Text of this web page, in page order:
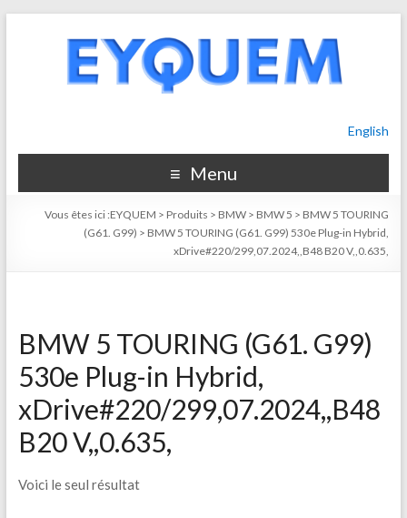
English
Menu
Vous êtes ici :EYQUEM > Produits > BMW > BMW 5 > BMW 5 TOURING
(G61. G99) > BMW 5 TOURING (G61. G99) 530e Plug-in Hybrid,
xDrive#220/299,07.2024,,B48 B20 V,,0.635,
BMW 5 TOURING (G61. G99)
530e Plug-in Hybrid,
xDrive#220/299,07.2024,,B48
B20 V,,0.635,
Voici le seul résultat